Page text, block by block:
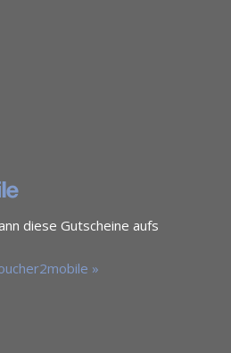
diese Gutscheine aufs
»